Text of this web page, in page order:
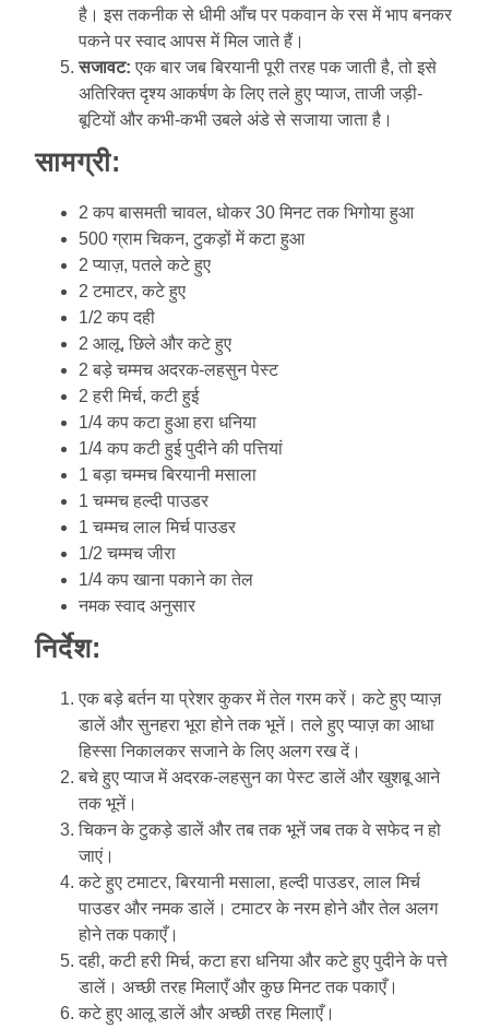
है। इस तकनीक से धीमी आँच पर पकवान के रस में भाप बनकर
पकने पर स्वाद आपस में मिल जाते हैं।
सजावट: एक बार जब बिरयानी पूरी तरह पक जाती है, तो इसे
अतिरिक्त दृश्य आकर्षण के लिए तले हुए प्याज, ताजी जड़ी-
बूटियों और कभी-कभी उबले अंडे से सजाया जाता है।
सामग्री:
2 कप बासमती चावल, धोकर 30 मिनट तक भिगोया हुआ
500 ग्राम चिकन, टुकड़ों में कटा हुआ
2 प्याज़, पतले कटे हुए
2 टमाटर, कटे हुए
1/2 कप दही
2 आलू, छिले और कटे हुए
2 बड़े चम्मच अदरक-लहसुन पेस्ट
2 हरी मिर्च, कटी हुई
1/4 कप कटा हुआ हरा धनिया
1/4 कप कटी हुई पुदीने की पत्तियां
1 बड़ा चम्मच बिरयानी मसाला
1 चम्मच हल्दी पाउडर
1 चम्मच लाल मिर्च पाउडर
1/2 चम्मच जीरा
1/4 कप खाना पकाने का तेल
नमक स्वाद अनुसार
निर्देश:
एक बड़े बर्तन या प्रेशर कुकर में तेल गरम करें। कटे हुए प्याज़
डालें और सुनहरा भूरा होने तक भूनें। तले हुए प्याज़ का आधा
हिस्सा निकालकर सजाने के लिए अलग रख दें।
बचे हुए प्याज में अदरक-लहसुन का पेस्ट डालें और खुशबू आने
तक भूनें।
चिकन के टुकड़े डालें और तब तक भूनें जब तक वे सफेद न हो
जाएं।
कटे हुए टमाटर, बिरयानी मसाला, हल्दी पाउडर, लाल मिर्च
पाउडर और नमक डालें। टमाटर के नरम होने और तेल अलग
होने तक पकाएँ।
दही, कटी हरी मिर्च, कटा हरा धनिया और कटे हुए पुदीने के पत्ते
डालें। अच्छी तरह मिलाएँ और कुछ मिनट तक पकाएँ।
कटे हुए आलू डालें और अच्छी तरह मिलाएँ।